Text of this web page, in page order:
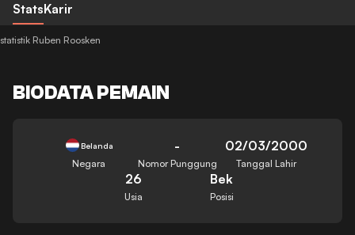
StatsKarir
statistik Ruben Roosken
BIODATA PEMAIN
Belanda
Negara
-
Nomor Punggung
02/03/2000
Tanggal Lahir
26
Usia
Bek
Posisi